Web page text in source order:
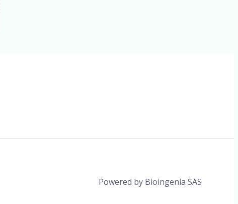
Powered by Bioingenia SAS